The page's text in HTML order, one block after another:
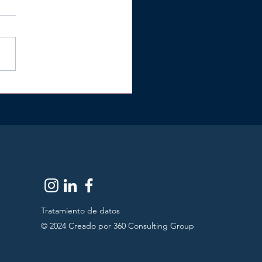
Tratamiento de datos
© 2024 Creado por 360 Consulting Group